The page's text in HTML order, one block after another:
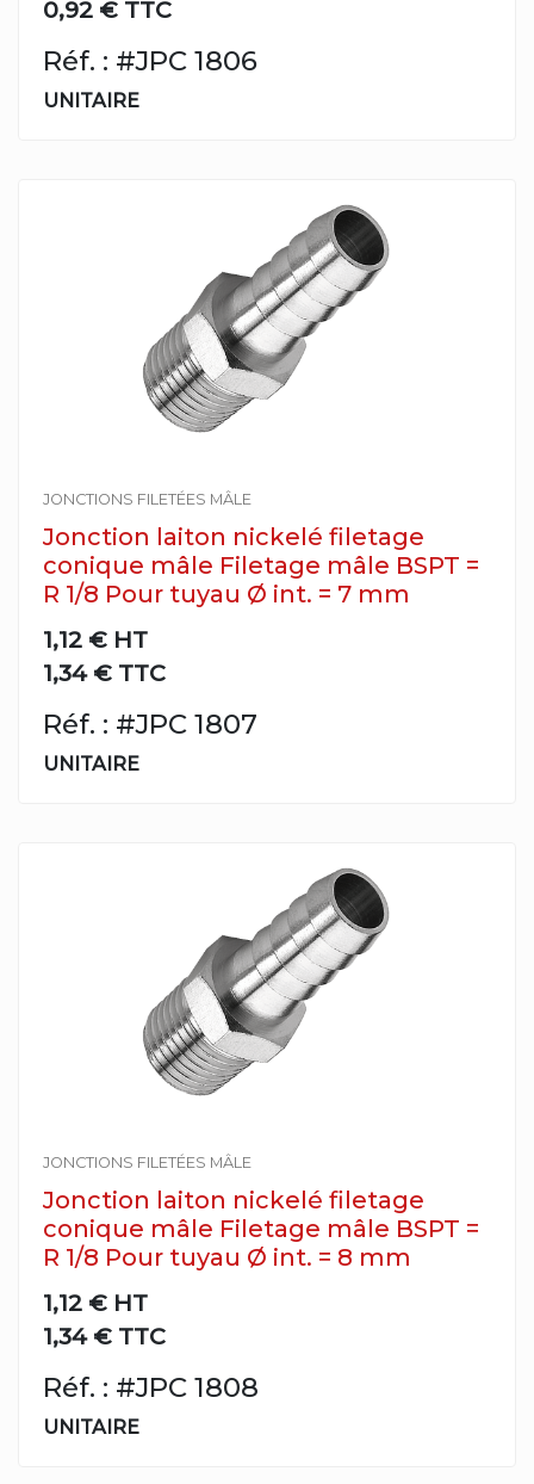
0,92 € TTC
Réf. : #JPC 1806
UNITAIRE
JONCTIONS FILETÉES MÂLE
Jonction laiton nickelé filetage
conique mâle Filetage mâle BSPT =
R 1/8 Pour tuyau Ø int. = 7 mm
1,12 € HT
1,34 € TTC
Réf. : #JPC 1807
UNITAIRE
JONCTIONS FILETÉES MÂLE
Jonction laiton nickelé filetage
conique mâle Filetage mâle BSPT =
R 1/8 Pour tuyau Ø int. = 8 mm
1,12 € HT
1,34 € TTC
Réf. : #JPC 1808
UNITAIRE